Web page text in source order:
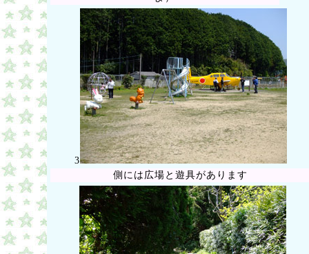
3
側には広場と遊具があります